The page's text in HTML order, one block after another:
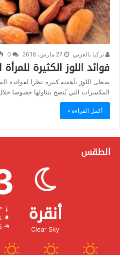
تركيا بالعربي 27 مارس، 2018
فوائد اللوز الكثيرة
يحظى اللوز بأهمية كبيرة نظرا لفوائده
المكسرات التي يُنصح بتناولها خصوصا
أكمل القراءة »
الطقس
أنقرة
Clear Sky
32º - 19º
2.5 كيلومتر/ساعة